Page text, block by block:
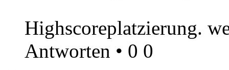
Highscoreplatzierung.
Antworten • 0 0